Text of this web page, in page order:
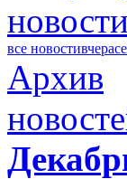
все новостивчера
Архив